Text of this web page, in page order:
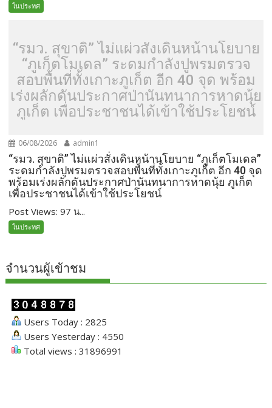
ในประทศ
“รมว. สุขาติ” ไม่แผ่วสั่งเดินหน้านโยบาย
“ภูเก็ตโมเดล” ระดมกำลังปูพรมตรวจ
สอบพื้นที่ทั้งเกาะภูเก็ต อีก 40 จุด พร้อม
เร่งผลักดันประกาศป่านันทนาการหาดนุ้ย
ภูเก็ต เพื่อประชาชนได้เข้าใช้ประโยชน์
06/08/2026 admin1
“รมว. สุขาติ” ไม่แผ่วสั่งเดินหน้านโยบาย “ภูเก็ตโมเดล”
ระดมกำลังปูพรมตรวจสอบพื้นที่ทั้งเกาะภูเก็ต อีก 40 จุด
พร้อมเร่งผลักดันประกาศป่านันทนาการหาดนุ้ย ภูเก็ต
เพื่อประชาชนได้เข้าใช้ประโยชน์
Post Views: 97 น...
ในประทศ
จำนวนผู้เข้าชม
Users Today : 2825
Users Yesterday : 4550
Total views : 31896991